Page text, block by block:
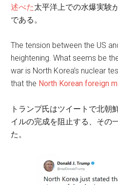
述べた太平洋上での水爆実験
である。
The tension between the US
heightening. What seems be
war is North Korea’s nuclear
that the North Korean foreign
トランプ氏はツイートで北朝
イルの完成を阻止する、その
た。